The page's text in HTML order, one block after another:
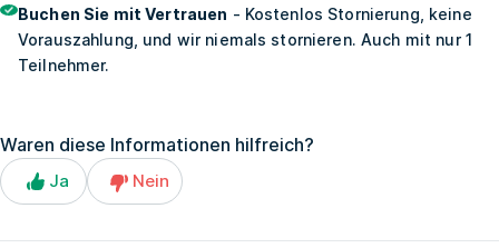
Buchen Sie mit Vertrauen - Kostenlos Stornierung, keine
Vorauszahlung, und wir niemals stornieren. Auch mit nur 1
Teilnehmer.
Waren diese Informationen hilfreich?
Ja Nein